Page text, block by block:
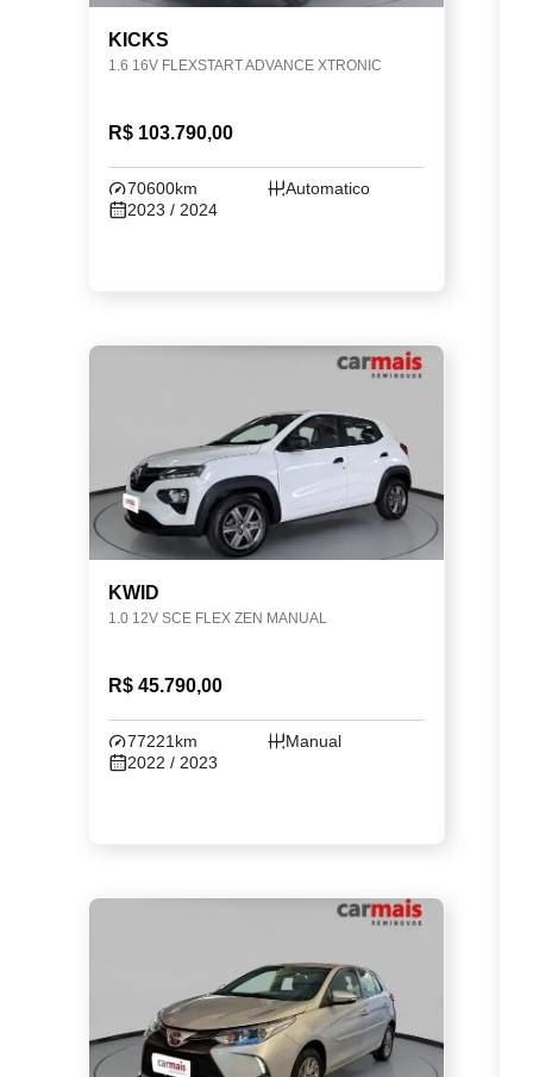
KICKS
1.6 16V FLEXSTART ADVANCE XTRONIC
R$ 103.790,00
70600km
Automatico
2023 / 2024
KWID
1.0 12V SCE FLEX ZEN MANUAL
R$ 45.790,00
77221km
Manual
2022 / 2023